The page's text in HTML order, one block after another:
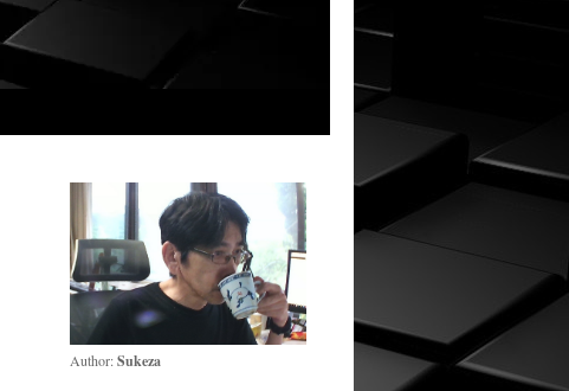
Author:Sukeza